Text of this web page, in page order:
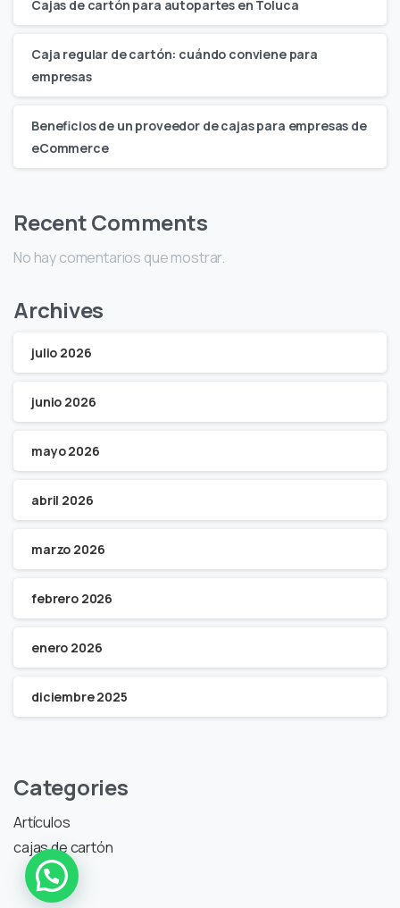
Cajas de cartón para autopartes en Toluca
Caja regular de cartón: cuándo conviene para
empresas
Beneficios de un proveedor de cajas para empresas de
eCommerce
Recent Comments
No hay comentarios que mostrar.
Archives
julio 2026
junio 2026
mayo 2026
abril 2026
marzo 2026
febrero 2026
enero 2026
diciembre 2025
Categories
Artículos
cajas de cartón
Hey👋, bienvenido a
Abrir chat